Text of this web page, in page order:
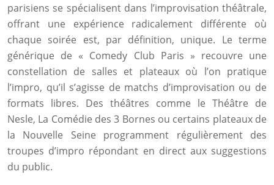
parisiens se spécialisent dans l’improvisation théâtrale,
offrant une expérience radicalement différente où
chaque soirée est, par définition, unique. Le terme
générique de « Comedy Club Paris » recouvre une
constellation de salles et plateaux où l’on pratique
l’impro, qu’il s’agisse de matchs d’improvisation ou de
formats libres. Des théâtres comme le Théâtre de
Nesle, La Comédie des 3 Bornes ou certains plateaux de
la Nouvelle Seine programment régulièrement des
troupes d’impro répondant en direct aux suggestions
du public.